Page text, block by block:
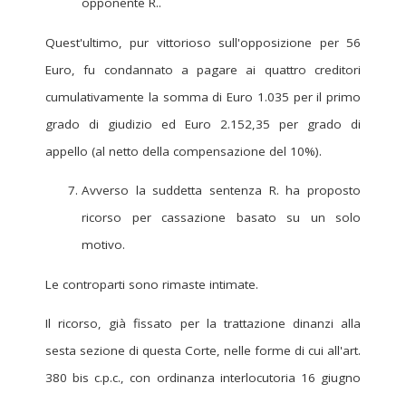
Quest'ultimo, pur vittorioso sull'opposizione per 56
Euro, fu condannato a pagare ai quattro creditori
cumulativamente la somma di Euro 1.035 per il primo
grado di giudizio ed Euro 2.152,35 per grado di
appello (al netto della compensazione del 10%).
Avverso la suddetta sentenza R. ha proposto
ricorso per cassazione basato su un solo
motivo.
Le controparti sono rimaste intimate.
Il ricorso, già fissato per la trattazione dinanzi alla
sesta sezione di questa Corte, nelle forme di cui all'art.
380 bis c.p.c., con ordinanza interlocutoria 16 giugno